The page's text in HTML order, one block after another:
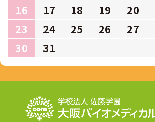
16
17 18 19 20
23
24 25 26 27
30
31